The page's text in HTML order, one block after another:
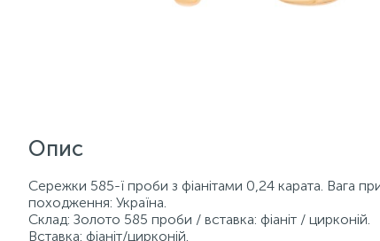
Опис
Сережки 585-ї проби з фіанітами 0,24 карата. Вага
походження: Україна.
Склад: Золото 585 проби / вставка: фіаніт / цирконій.
Вставка: фіаніт/цирконій.